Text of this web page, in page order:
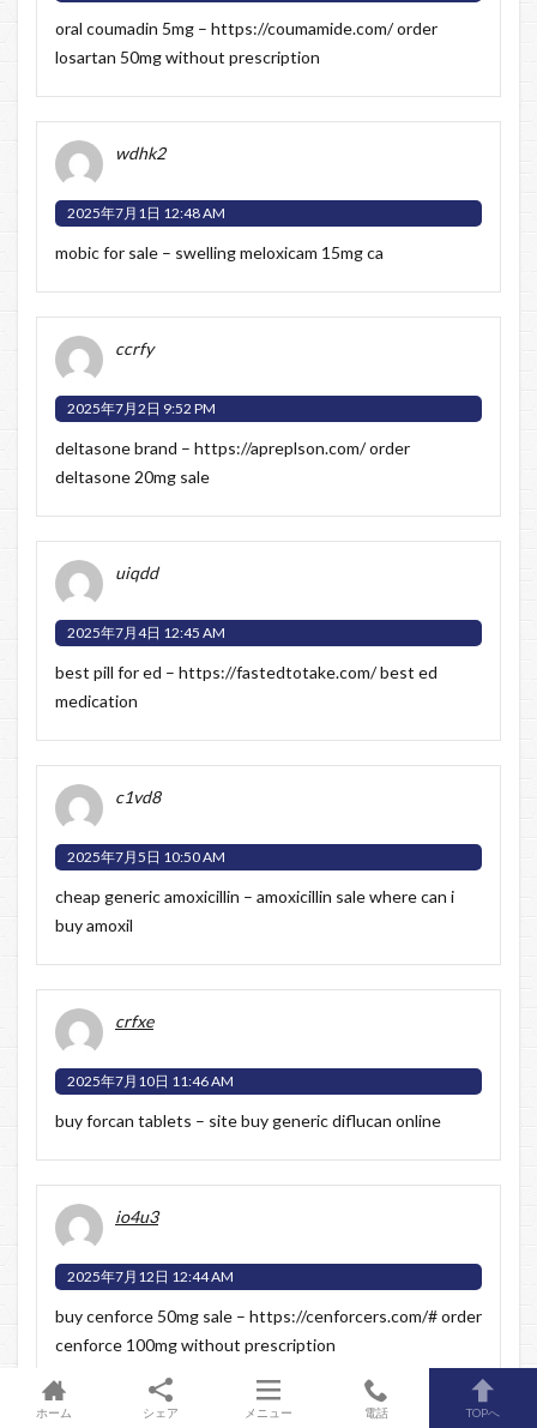
oral coumadin 5mg – https://coumamide.com/order
losartan 50mg without prescription
wdhk2
2025年7月1日 12:48 AM
mobic for sale – swellingmeloxicam 15mg ca
ccrfy
2025年7月2日 9:52 PM
deltasone brand – https://apreplson.com/order
deltasone 20mg sale
uiqdd
2025年7月4日 12:45 AM
best pill for ed – https://fastedtotake.com/best ed
medication
c1vd8
2025年7月5日 10:50 AM
cheap generic amoxicillin – amoxicillin salewhere can i
buy amoxil
crfxe
2025年7月10日 11:46 AM
buy forcan tablets – sitebuy generic diflucan online
io4u3
2025年7月12日 12:44 AM
buy cenforce 50mg sale – https://cenforcers.com/#order
cenforce 100mg without prescription
ホーム シェア メニュー 電話 TOPへ